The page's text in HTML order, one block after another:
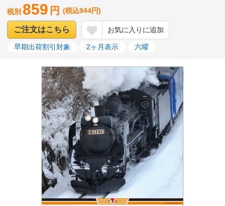
税別 859 円 (税込944円)
ご注文はこちら お気に入りに追加
早期出荷割引対象 2ヶ月表示 六曜